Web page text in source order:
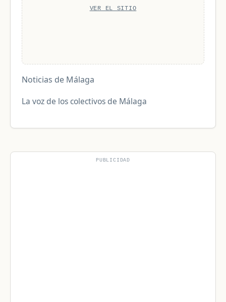
VER EL SITIO
Noticias de Málaga
La voz de los colectivos de Málaga
PUBLICIDAD